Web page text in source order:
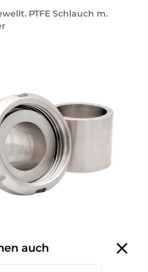
PTFE Schlauch m.
auch